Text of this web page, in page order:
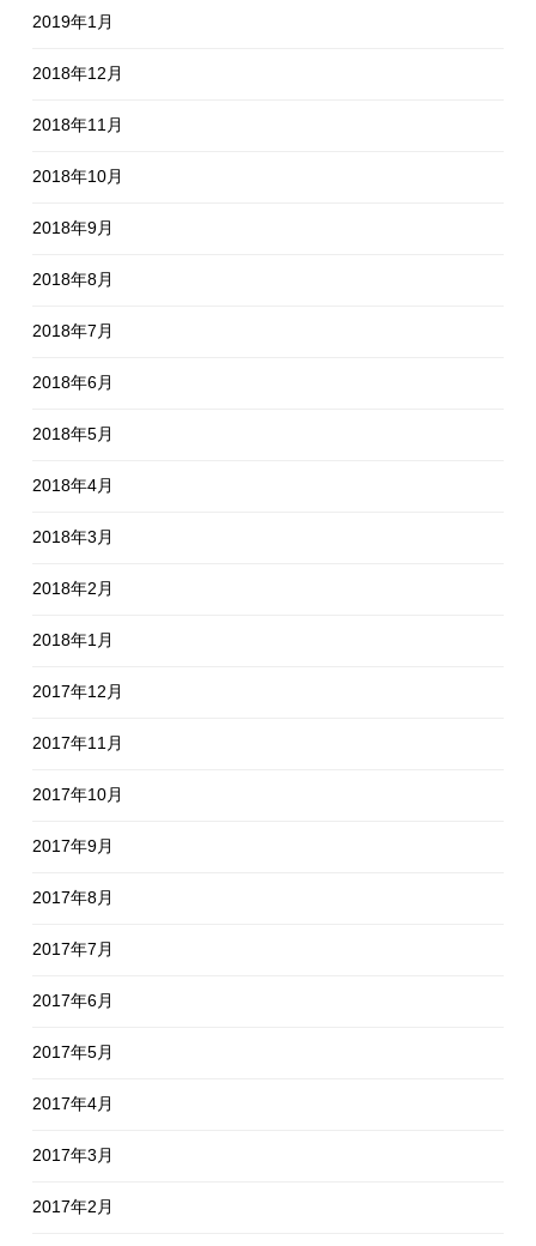
2019年1月
2018年12月
2018年11月
2018年10月
2018年9月
2018年8月
2018年7月
2018年6月
2018年5月
2018年4月
2018年3月
2018年2月
2018年1月
2017年12月
2017年11月
2017年10月
2017年9月
2017年8月
2017年7月
2017年6月
2017年5月
2017年4月
2017年3月
2017年2月